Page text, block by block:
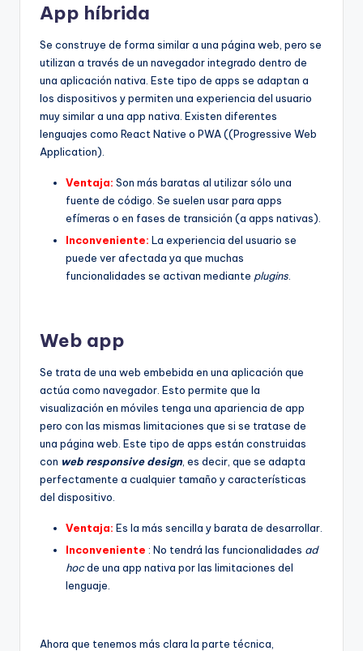
App híbrida
Se construye de forma similar a una página web, pero se
utilizan a través de un navegador integrado dentro de
una aplicación nativa. Este tipo de apps se adaptan a
los dispositivos y permiten una experiencia del usuario
muy similar a una app nativa. Existen diferentes
lenguajes como React Native o PWA ((Progressive Web
Application).
Ventaja: Son más baratas al utilizar sólo una
fuente de código. Se suelen usar para apps
efímeras o en fases de transición (a apps nativas).
Inconveniente: La experiencia del usuario se
puede ver afectada ya que muchas
funcionalidades se activan mediante plugins
Web app
Se trata de una web embebida en una aplicación que
actúa como navegador. Esto permite que la
visualización en móviles tenga una apariencia de app
pero con las mismas limitaciones que si se tratase de
una página web. Este tipo de apps están construidas
con web responsive design , es decir, que se adapta
perfectamente a cualquier tamaño y características
del dispositivo.
Ventaja: Es la más sencilla y barata de desarrollar.
Inconveniente : No tendrá las funcionalidades ad
hocde una app nativa por las limitaciones del
lenguaje.
Ahora que tenemos más clara la parte técnica,